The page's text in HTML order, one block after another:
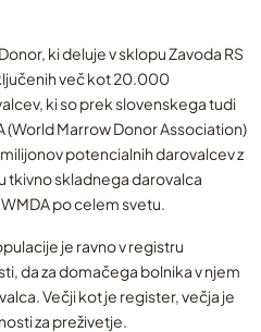
ki deluje v sklopu Zavoda RS
več kot 20.000
ki so prek slovenskega tudi
Marrow Donor Association)
potencialnih darovalcev z
tkivno skladnega darovalca
po celem svetu.
je ravno v registru
da za domačega bolnika v njem
Večji kot je register, večja je
za preživetje.